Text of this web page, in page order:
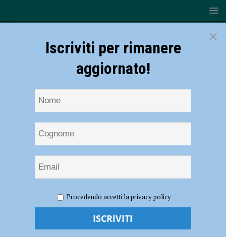
Gioele Dix in”Atene o Sparta” il 22 luglio 2022
Veleia, Gioele Dix in”Atene o Sparta” il 22
×
Iscriviti per rimanere
aggiornato!
Procedendo accetti la privacy policy